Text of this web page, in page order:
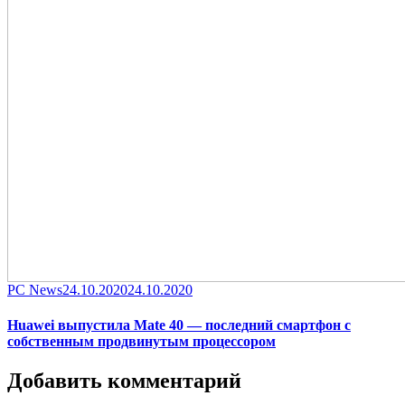
Category
PC NewsPosted
24.10.202024.10.2020
Huawei выпустила Mate 40 — последний смартфон с
собственным продвинутым процессором
Добавить комментарий